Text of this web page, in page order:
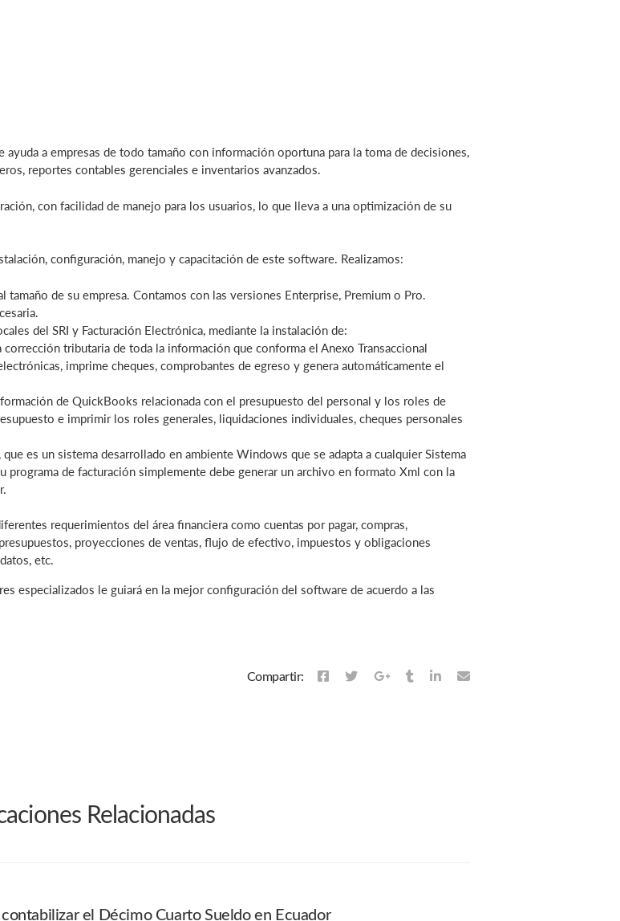
a empresas de todo tamaño con información oportuna para la toma de decisiones,
reportes contables gerenciales e inventarios avanzados.
con facilidad de manejo para los usuarios, lo que lleva a una optimización de su
configuración, manejo y capacitación de este software. Realizamos:
de su empresa. Contamos con las versiones Enterprise, Premium o Pro.
del SRI y Facturación Electrónica, mediante la instalación de:
corrección tributaria de toda la información que conforma el Anexo Transaccional
imprime cheques, comprobantes de egreso y genera automáticamente el
de QuickBooks relacionada con el presupuesto del personal y los roles de
e imprimir los roles generales, liquidaciones individuales, cheques personales
es un sistema desarrollado en ambiente Windows que se adapta a cualquier Sistema
programa de facturación simplemente debe generar un archivo en formato Xml con la
requerimientos del área financiera como cuentas por pagar, compras,
proyecciones de ventas, flujo de efectivo, impuestos y obligaciones
etc.
especializados le guiará en la mejor configuración del software de acuerdo a las
Compartir:
Relacionadas
el Décimo Cuarto Sueldo en Ecuador